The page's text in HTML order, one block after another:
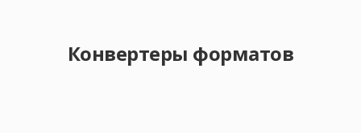
Конвертеры форматов